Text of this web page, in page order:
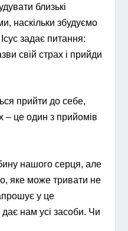
близькі
наскільки збудуємо
задає питання:
свій страх і прийди
прийти до себе,
– це один з прийомів
нашого серця, але
яке може тривати не
у це
нам усі засоби. Чи